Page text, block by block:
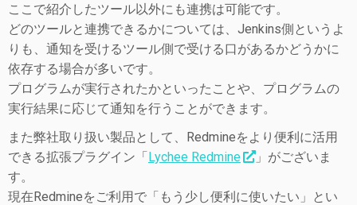
ここで紹介したツール以外にも連携は可能です。
どのツールと連携できるかについては、Jenkins側というよ
りも、通知を受けるツール側で受ける口があるかどうかに
依存する場合が多いです。
プログラムが実行されたかといったことや、プログラムの
実行結果に応じて通知を行うことができます。
また弊社取り扱い製品として、Redmineをより便利に活用
できる拡張プラグイン「Lychee Redmine
」がございま
す。
現在Redmineをご利用で「もう少し便利に使いたい」とい